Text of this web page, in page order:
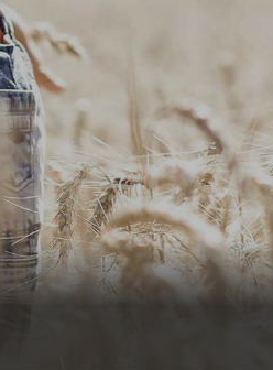
Stappenplan bouwkavel
Veelgestelde vragen